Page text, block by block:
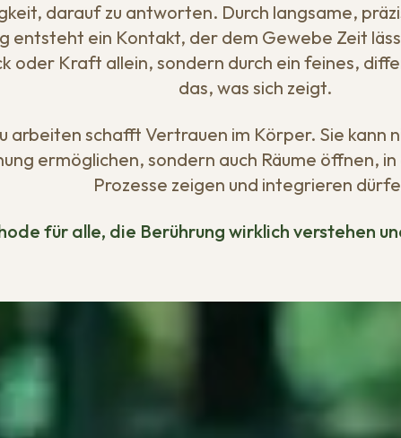
darauf zu antworten. Durch langsame,
entsteht ein Kontakt, der dem Gewebe Zeit
oder Kraft allein, sondern durch ein feines,
das, was sich zeigt.
arbeiten schafft Vertrauen im Körper. Sie kann
ermöglichen, sondern auch Räume öffnen,
Prozesse zeigen und integrieren
für alle, die Berührung wirklich verstehen